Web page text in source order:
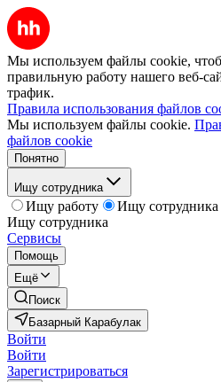
Мы используем файлы cookie,
правильную работу нашего веб-
трафик.
Правила использования файлов
Мы используем файлы cookie.
файлов cookie
Понятно
Ищу сотрудника
Ищу работу
Ищу сотрудника
Ищу сотрудника
Сервисы
Помощь
Ещё
Поиск
Базарный Карабулак
Войти
Войти
Зарегистрироваться